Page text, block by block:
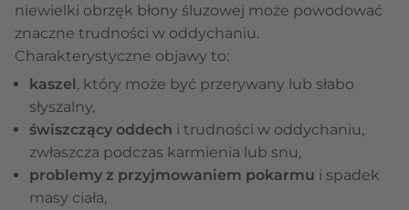
niewielki obrzęk błony śluzowej może powodować
znaczne trudności w oddychaniu.
Charakterystyczne objawy to:
kaszel, który może być przerywany lub słabo
słyszalny,
świszczący oddech i trudności w oddychaniu,
zwłaszcza podczas karmienia lub snu,
problemy z przyjmowaniem pokarmu i spadek
masy ciała,